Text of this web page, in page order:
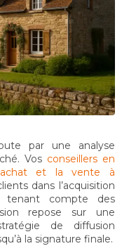
par une analyse
Vos conseillers en
et la vente à
dans l’acquisition
compte des
repose sur une
de diffusion
la signature finale.